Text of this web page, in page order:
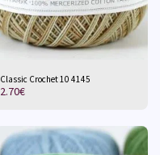
Classic Crochet 10 4145
2.70€